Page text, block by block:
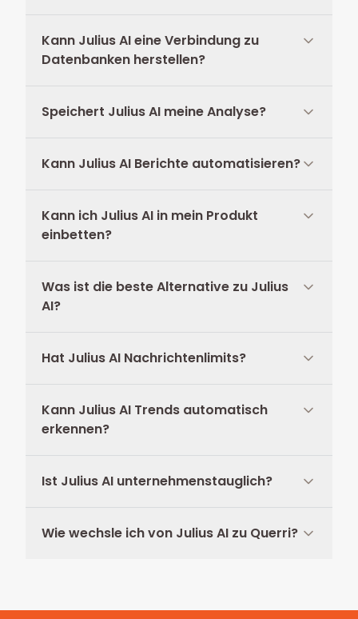
Kann Julius AI eine Verbindung zu
Datenbanken herstellen?
Speichert Julius AI meine Analyse?
Kann Julius AI Berichte automatisieren?
Kann ich Julius AI in mein Produkt
einbetten?
Was ist die beste Alternative zu Julius
AI?
Hat Julius AI Nachrichtenlimits?
Kann Julius AI Trends automatisch
erkennen?
Ist Julius AI unternehmenstauglich?
Wie wechsle ich von Julius AI zu Querri?